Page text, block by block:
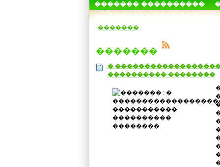
������� ����������
������������� ������
�������
�������
�
���������� ��������